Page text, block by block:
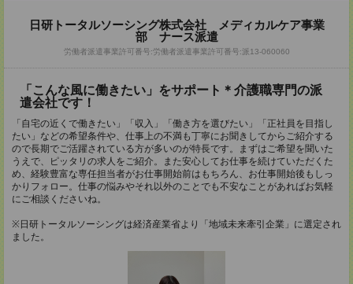
日研トータルソーシング株式会社 メディカルケア事業
部 ナース派遣
労働者派遣事業許可番号:労働者派遣事業許可番号:派13-060060
「こんな風に働きたい」をサポート＊介護職専門の派
遣会社です！
「自宅の近くで働きたい」「収入」「働き方を選びたい」「正社員を目指し
たい」などの希望条件や、仕事上の不満も丁寧にお聞きしてからご紹介する
ので長期でご活躍されている方が多いのが特長です。まずはご希望を聞いた
うえで、ピッタリの求人をご紹介。また安心してお仕事を続けていただくた
め、経験豊富な専任担当者がお仕事開始前はもちろん、お仕事開始後もしっ
かりフォロー。仕事の悩みやそれ以外のことでも不安なことがあればお気軽
にご相談くださいね。
※日研トータルソーシングは経済産業省より「地域未来牽引企業」に選定され
ました。